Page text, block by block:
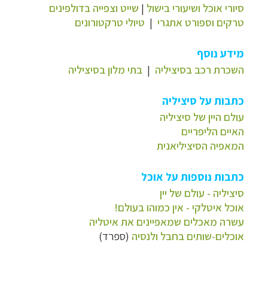
סיורי אוכל ושיעורי בישול | שייט וצפייה בדולפינים
טרקים וספורט אתגרי | טיולי טרקטורונים
מידע נוסף
השכרת רכב בסיציליה | בתי מלון בסיציליה
כתבות על סיציליה
עולם היין של סיציליה
האיים הליפריים
המאפיה הסיציליאנית
כתבות נוספות על אוכל
סיציליה - עולם של יין
אוכל איטלקי - אין כמוהו בעולם!
עשרה מאכלים שמאפיינים את איטליה
אוכלים-שותים בחבל ולנסיה (ספרד)